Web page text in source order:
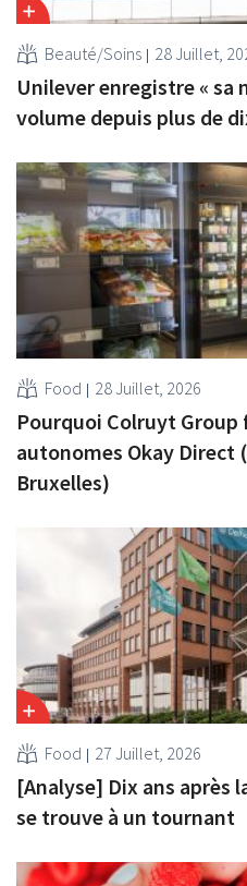
Beauté/Soins 28 Juillet,
Unilever enregistre « sa
volume depuis plus de
Food 28 Juillet, 2026
Pourquoi Colruyt Group
autonomes Okay Direct
Bruxelles)
Food 27 Juillet, 2026
[Analyse] Dix ans après
se trouve à un tournant